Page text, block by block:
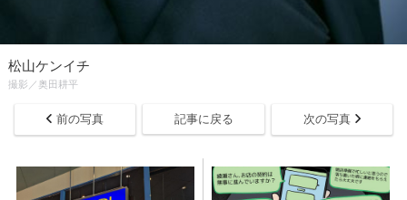
松山ケンイチ
撮影／奥田耕平
前の写真 記事に戻る 次の写真